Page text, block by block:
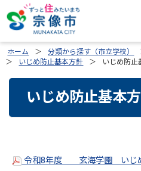
ホーム 分類から探す（市立学校）
いじめ防止基本方針
いじめ防止
いじめ防止基本
令和8年度 玄海学園 いじ